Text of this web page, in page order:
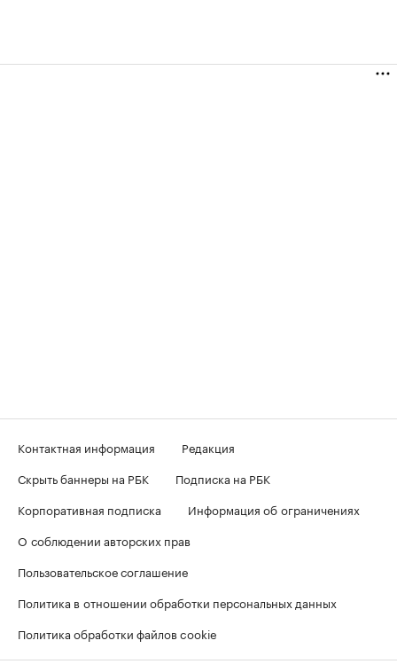
Контактная информация
Редакция
Скрыть баннеры на РБК
Подписка на РБК
Корпоративная подписка
Информация об ограничениях
О соблюдении авторских прав
Пользовательское соглашение
Политика в отношении обработки персональных данных
Политика обработки файлов cookie